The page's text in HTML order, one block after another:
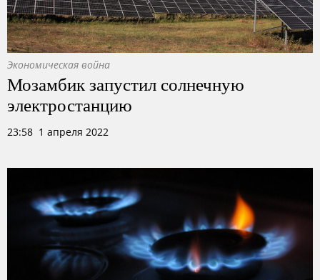
Экономическая война
Мозамбик запустил солнечную
электростанцию
23:58 1 апреля 2022